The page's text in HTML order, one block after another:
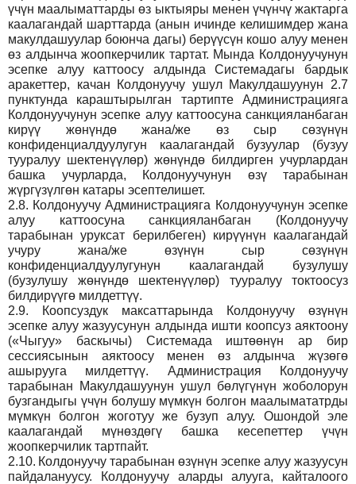
үчүн маалыматтарды өз ыктыяры менен үчүнчү жактарга
каалагандай шарттарда (анын ичинде келишимдер жана
макулдашуулар боюнча дагы) берүүсүн кошо алуу менен
өз алдынча жоопкерчилик тартат. Мында Колдонуучунун
эсепке алуу каттоосу алдында Системадагы бардык
аракеттер, качан Колдонуучу ушул Макулдашуунун 2.7
пунктунда караштырылган тартипте Администрацияга
Колдонуучунун эсепке алуу каттоосуна санкцияланбаган
кирүү жөнүндө жана/же өз сыр сөзүнүн
конфиденциалдуулугун каалагандай бузуулар (бузуу
тууралуу шектенүүлөр) жөнүндө билдирген учурлардан
башка учурларда, Колдонуучунун өзү тарабынан
жүргүзүлгөн катары эсептелишет.
2.8. Колдонуучу Администрацияга Колдонуучунун эсепке
алуу каттоосуна санкцияланбаган (Колдонуучу
тарабынан уруксат берилбеген) кирүүнүн каалагандай
учуру жана/же өзүнүн сыр сөзүнүн
конфиденциалдуулугунун каалагандай бузулушу
(бузулушу жөнүндө шектенүүлөр) тууралуу токтоосуз
билдирүүгө милдеттүү.
2.9.
Коопсуздук максаттарында Колдонуучу өзүнүн
эсепке алуу жазуусунун алдында ишти коопсуз аяктоону
(«Чыгуу» баскычы) Системада иштөөнүн ар бир
сессиясынын аяктоосу менен өз алдынча жүзөгө
ашырууга милдеттүү. Администрация Колдонуучу
тарабынан Макулдашуунун ушул бөлүгүнүн жоболорун
бузгандыгы үчүн болушу мүмкүн болгон маалымататрды
мүмкүн болгон жоготуу же бузуп алуу. Ошондой эле
каалагандай мүнөздөгү башка кесепеттер үчүн
жоопкерчилик тартпайт.
2.10. Колдонуучу тарабынан өзүнүн эсепке алуу жазуусун
пайдалануусу. Колдонуучу аларды алууга, кайталоого